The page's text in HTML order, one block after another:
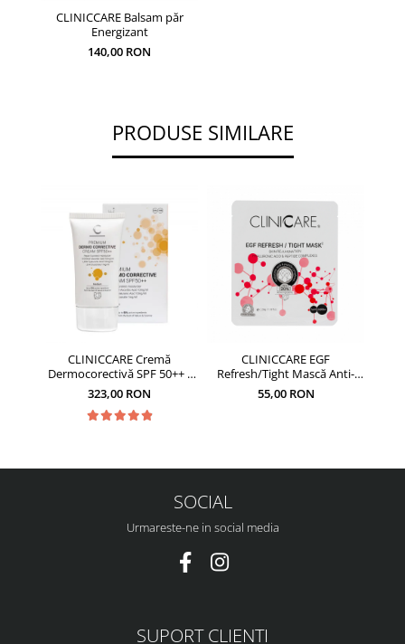
CLINICCARE Balsam păr
Energizant
140,00 RON
PRODUSE SIMILARE
CLINICCARE Cremă
Dermocorectivă SPF 50++ -
35ml
323,00 RON
CLINICCARE EGF
Refresh/Tight Mască Anti-
aging
55,00 RON
SOCIAL
Urmareste-ne in social media
SUPORT CLIENTI